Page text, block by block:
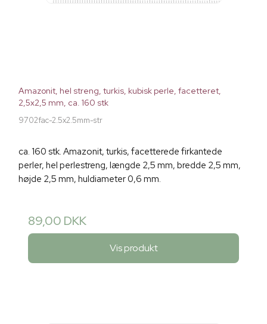
Amazonit, hel streng, turkis, kubisk perle, facetteret,
2,5x2,5 mm, ca. 160 stk
9702fac-2.5x2.5mm-str
ca. 160 stk. Amazonit, turkis, facetterede firkantede
perler, hel perlestreng, længde 2,5 mm, bredde 2,5 mm,
højde 2,5 mm, huldiameter 0,6 mm.
89,00 DKK
Vis produkt